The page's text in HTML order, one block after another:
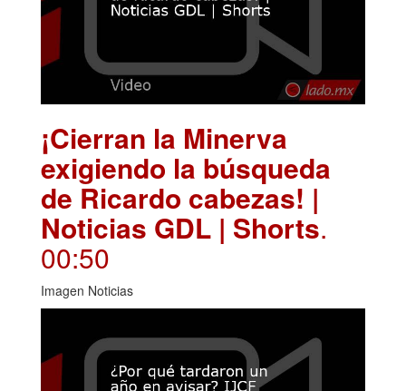
¡Cierran la Minerva
exigiendo la búsqueda
de Ricardo cabezas! |
Noticias GDL | Shorts.
00:50
Imagen Noticias